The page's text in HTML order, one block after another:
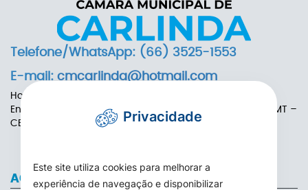
Telefone/WhatsApp: (66) 3525-1553
E-mail: cmcarlinda@hotmail.com
Horário de Funcionamento: das 7h às 13h
Endereço: Rua das Adálias, nº 646, Centro de Carlinda-MT –
CEP: 78587-000
ACESSO AO WEBMAIL
Privacidade
Este site utiliza cookies para melhorar a
experiência de navegação e disponibilizar